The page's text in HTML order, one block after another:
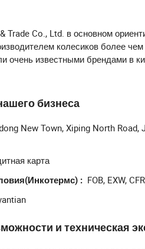
Trade Co., Ltd. в основном
колесиков более
очень известными брендами в
200 сотрудников, и она
средние, тяжелые,
строительные леса,
тележки и другие продукты,
коммерции, бытовой технике,
команда НИОКР, и мы
что профессиональный и
цены, эффективное время
бизнеса
New Town, Xiping North
карта
FOB, EXW,
и техническая